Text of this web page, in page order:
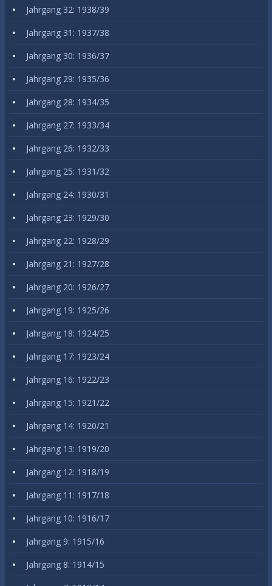
Jahrgang 32: 1938/39
Jahrgang 31: 1937/38
Jahrgang 30: 1936/37
Jahrgang 29: 1935/36
Jahrgang 28: 1934/35
Jahrgang 27: 1933/34
Jahrgang 26: 1932/33
Jahrgang 25: 1931/32
Jahrgang 24: 1930/31
Jahrgang 23: 1929/30
Jahrgang 22: 1928/29
Jahrgang 21: 1927/28
Jahrgang 20: 1926/27
Jahrgang 19: 1925/26
Jahrgang 18: 1924/25
Jahrgang 17: 1923/24
Jahrgang 16: 1922/23
Jahrgang 15: 1921/22
Jahrgang 14: 1920/21
Jahrgang 13: 1919/20
Jahrgang 12: 1918/19
Jahrgang 11: 1917/18
Jahrgang 10: 1916/17
Jahrgang 9: 1915/16
Jahrgang 8: 1914/15